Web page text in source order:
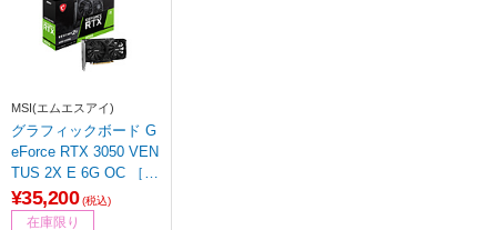
MSI(エムエスアイ)
グラフィックボード G
eForce RTX 3050 VEN
TUS 2X E 6G OC ［G
eForce RTXシリーズ /
6GB］
¥35,200 (税込)
在庫限り